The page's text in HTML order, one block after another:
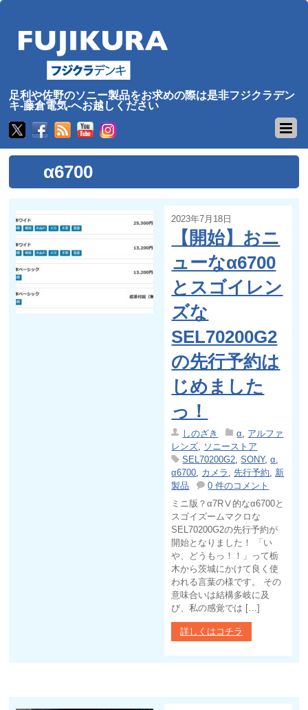
足利や佐野のソニー製品をお求めの際は是非フジクラデン
キ-藤倉電気-へお越しください
α6700
2023年7月18日
【開始】おニ
ューなα6700
とスゴイレン
ズな
SEL70200G2
の先行予約は
じめました
っ！
しのざき α
アルファ
レンズ
ソニーストア
SEL70200G2 ,SONY,α
α6700 カメラ ,先行予約
新
製品
0 件のコメント
ミニ版？α7RⅤ的なα6700と
スゴイズームマクロな
SEL70200G2の先行予約が
開始となりました！ 「い
や、どうもっ！！」って栃
木から茨城にかけて良く使
われる言葉の様です。 その
意味合いは結構多岐に及
び、私の感覚では […]
詳しくはコチラ